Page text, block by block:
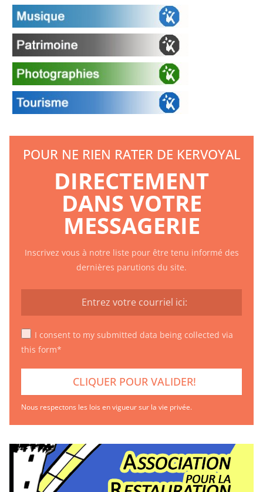
POUR NE RIEN RATER DE KERVOYAL
DIRECTEMENT
DANS VOTRE
MESSAGERIE
Inscrivez vous à notre liste pour être tenu informé des
dernières parutions du site.
I consent to my submitted data being collected via
this form*
Nous respectons les lois en vigueur sur la vie privée.